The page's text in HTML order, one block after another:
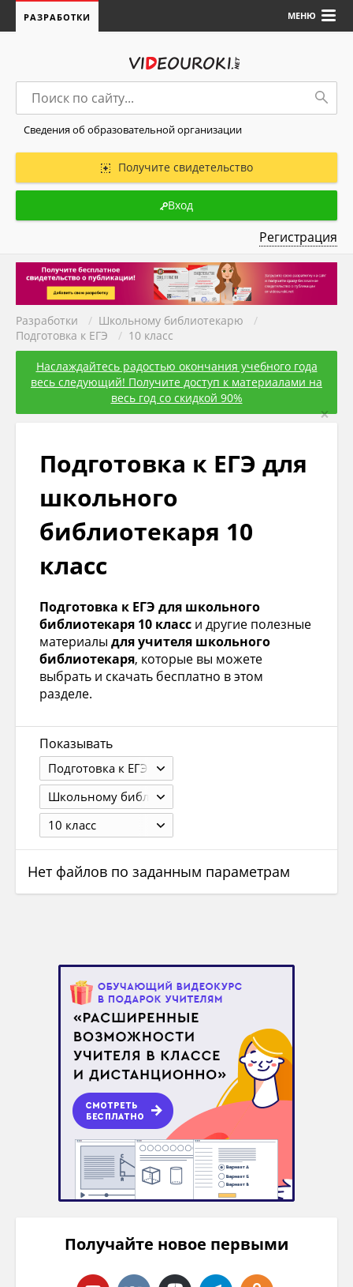
МЕНЮ
РАЗРАБОТКИ
Сведения об образовательной организации
Получите свидетельство
Вход
Регистрация
Разработки / Школьному библиотекарю
/
Подготовка к ЕГЭ
/ 10 класс
Наслаждайтесь радостью окончания учебного года
весь следующий! Получите доступ к материалами на
весь год со скидкой 90%
×
Подготовка к ЕГЭ для
школьного
библиотекаря 10
класс
Подготовка к ЕГЭ для школьного
библиотекаря 10 класс и другие полезные
материалы для учителя школьного
библиотекаря, которые вы можете
выбрать и скачать бесплатно в этом
разделе.
Показывать
Подготовка к ЕГЭ
Школьному библиотекарю
10 класс
Нет файлов по заданным параметрам
Получайте новое первыми